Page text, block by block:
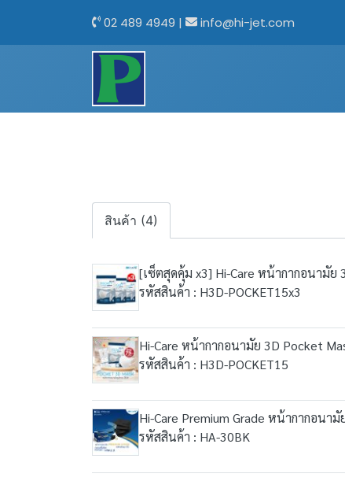
02 489 4949 | info@hi-jet.com
สินค้า (4)
[เซ็ตสุดคุ้ม x3] Hi-Care หน้ากากอนามัย
รหัสสินค้า : H3D-POCKET15x3
Hi-Care หน้ากากอนามัย 3D Pocket
รหัสสินค้า : H3D-POCKET15
Hi-Care Premium Grade หน้ากากอน
รหัสสินค้า : HA-30BK